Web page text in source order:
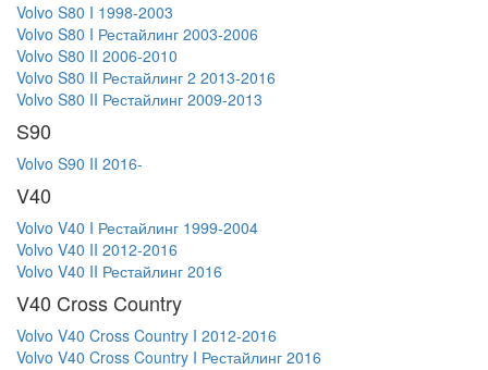
Volvo S80 I 1998-2003
Volvo S80 I Рестайлинг 2003-2006
Volvo S80 II 2006-2010
Volvo S80 II Рестайлинг 2 2013-2016
Volvo S80 II Рестайлинг 2009-2013
S90
Volvo S90 II 2016-
V40
Volvo V40 I Рестайлинг 1999-2004
Volvo V40 II 2012-2016
Volvo V40 II Рестайлинг 2016
V40 Cross Country
Volvo V40 Cross Country I 2012-2016
Volvo V40 Cross Country I Рестайлинг 2016